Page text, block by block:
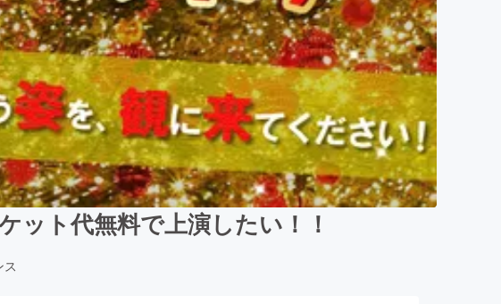
ット代無料で上演したい！！